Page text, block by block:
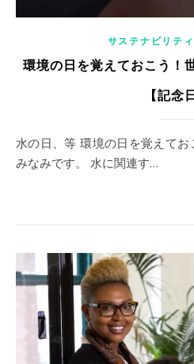
サステナビリティ
環境の日を覚えておこう！
【記念
水の日、等 環境の日を覚えておこう みなさんこんにちは、
みなみです。 水に関連す…